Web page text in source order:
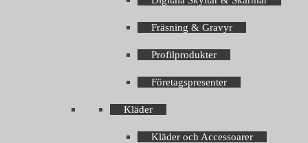
Fräsning & Gravyr
Profilprodukter
Företagspresenter
Kläder
Kläder och Accessoarer